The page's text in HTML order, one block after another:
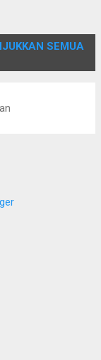
SEMUA